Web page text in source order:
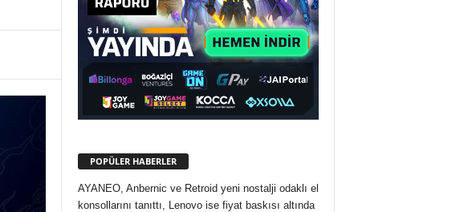
POPÜLER HABERLER
AYANEO, Anbernic ve Retroid yeni nostalji odaklı el
konsollarını tanıttı, Lenovo ise fiyat baskısı altında